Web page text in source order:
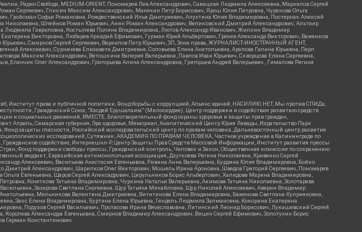
Радио Свобода, MEDIUM-ORIENT, Пономарев Лев Александрович, Савицкая Людмила Алексеевна, Маркелов Сергей
Сергеевич, Гликин Максим Александрович, Маняхин Петр Борисович, Ярош Юлия Петровна, Чуракова Ольга
Гройсман Софья Романовна, Рождественский Илья Дмитриевич, Апухтина Юлия Владимировна, Постернак Алексей
Николаевна, Шлейнов Роман Юрьевич, Анин Роман Александрович, Великовский Дмитрий Александрович, Альтаир
Людмила Гавриловна, Костылева Полина Владимировна, Лютов Александр Иванович, Жилкин Владимир
Викторовна, Любарев Аркадий Ефимович, Гурман Юрий Альбертович, Грезев Александр Викторович, Важенков
Смирнов Сергей Сергеевич, Верзилов Петр Юрьевич, ЗП, Зона права, ЖУРНАЛИСТ-ИНОСТРАННЫЙ АГЕНТ,
Алексеевич, Сурначева Елизавета Дмитриевна, Соловьева Елена Анатольевна, Арапова Галина Юрьевна, Перл
Максим Александрович, Ветошкина Валерия Валерьевна, Павлов Иван Юрьевич, Скворцова Елена Сергеевна,
Олег Александрович, Григорьева Алина Александровна, Григорьев Андрей Валерьевич , Гималова Регина
Институт права и публичной политики, Фонд борьбы с коррупцией, Альянс врачей, НАСИЛИЮ.НЕТ, Мы против СПИДа,
Гражданский Союз, "Хасдей Ерушалаим" (Милосердие), Центр поддержки и содействия развитию средств
и социальных движений, ВМЕСТЕ, Благотворительный фонд охраны здоровья и защиты прав граждан,
Апрель, Самарская губерния, Эра здоровья, Мемориал, Аналитический Центр Юрия Левады, Издательство Парк
защиты гласности, Российский исследовательский центр по правам человека, Дальневосточный центр развития
исследований, Сутяжник, АКАДЕМИЯ ПО ПРАВАМ ЧЕЛОВЕКА, Частное учреждение в Калининграде по
содействие, Интернешнл-Р, Центр Защиты Прав Средств Массовой Информации, Институт развития прессы
Фонд поддержки свободы прессы, Гражданский контроль, Человек и Закон, Общественная комиссия по сохранению
вердикт, Евразийская антимонопольная ассоциация, Дзугкоева Регина Николаевна, Кривенко Сергей
Алексеевич, Васильева Анастасия Евгеньевна, Ривина Анна Валерьевна, Бурдина Юлия Владимировна, Бойко
Дмитрий Александрович, Шарипков Олег Викторович, Мошель Ирина Ароновна, Шведов Григорий Сергеевич, Пономарев
Евгеньевна, Щаров Сергей Алексадрович, Цирульников Борис Альбертович, Халидова Марина Владимировна,
Кочеткова Татьяна Владимировна, Чуркина Наталья Валерьевна, Акимова Татьяна Николаевна, Золотарева
Захарова Светлана Сергеевна, Щур Татьяна Михайловна, Щур Николай Алексеевич, Аверин Владимир
Мельникова Валентина Дмитриевна, Вититинова Елена Владимировна, Баженова Светлана Куприяновна,
Закс Елена Владимировна, Буртина Елена Юрьевна, Гендель Людмила Залмановна, Кокорина Екатерина
Подузов Сергей Васильевич, Протасова Ирина Вячеславовна, Литинский Леонид Борисович, Лукашевский Сергей
Александра Евгеньевна, Смирнов Владимир Александрович, Вицин Сергей Ефимович, Золотухин Борис
Герман Константинович